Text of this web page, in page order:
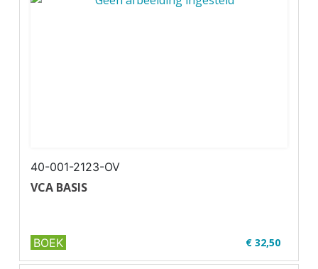
40-001-2123-OV
VCA BASIS
€ 32,50
✔ Met online oefenexamens
BOEK